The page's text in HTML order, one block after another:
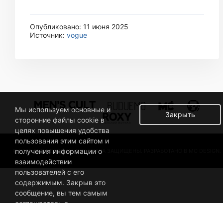
Опубликовано: 11 июня 2025
Источник: vogue
© 2019 BUSINESSMAN. ВСЕ ПРАВА ЗАЩИЩЕНЫ. РАЗРАБОТАНО В MC DESIGN.
Закрыть
Мы используем основные и
сторонние файлы cookie в
целях повышения удобства
пользования этим сайтом и
получения информации о
взаимодействии
пользователей с его
содержимым. Закрыв это
сообщение, вы тем самым